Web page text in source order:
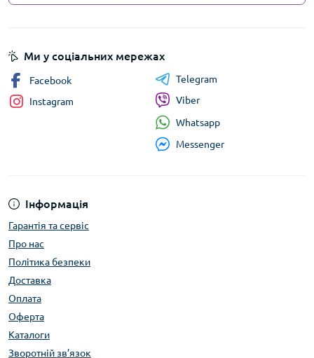
Інформація
Гарантія та сервіс
Про нас
Політика безпеки
Доставка
Оплата
Оферта
Каталоги
Зворотній зв’язок
Ми у соціальних мережах
Facebook
Instagram
Telegram
Viber
Whatsapp
Messenger